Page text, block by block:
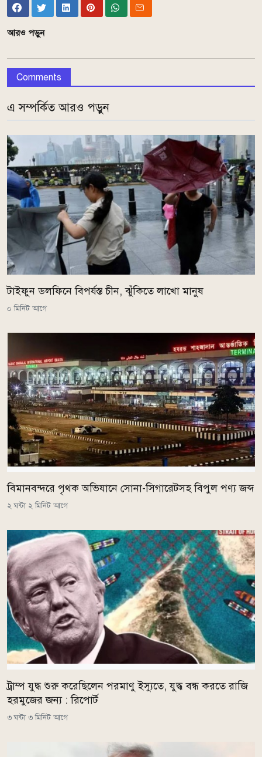
আরও পড়ুন
Comments
এ সম্পর্কিত আরও পড়ুন
টাইফুন ডলফিনে বিপর্যস্ত চীন, ঝুঁকিতে লাখো মানুষ
০ মিনিট আগে
বিমানবন্দরে পৃথক অভিযানে সোনা-সিগারেটসহ বিপুল পণ্য জব্দ
২ ঘন্টা ২ মিনিট আগে
ট্রাম্প যুদ্ধ শুরু করেছিলেন পরমাণু ইস্যুতে, যুদ্ধ বন্ধ করতে রাজি
হরমুজের জন্য : রিপোর্ট
৩ ঘন্টা ৩ মিনিট আগে